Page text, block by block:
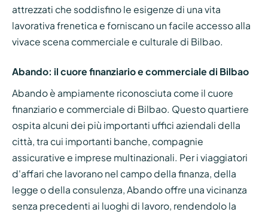
attrezzati che soddisfino le esigenze di una vita
lavorativa frenetica e forniscano un facile accesso alla
vivace scena commerciale e culturale di Bilbao.
Abando: il cuore finanziario e commerciale di Bilbao
Abando è ampiamente riconosciuta come il cuore
finanziario e commerciale di Bilbao. Questo quartiere
ospita alcuni dei più importanti uffici aziendali della
città, tra cui importanti banche, compagnie
assicurative e imprese multinazionali. Per i viaggiatori
d'affari che lavorano nel campo della finanza, della
legge o della consulenza, Abando offre una vicinanza
senza precedenti ai luoghi di lavoro, rendendolo la